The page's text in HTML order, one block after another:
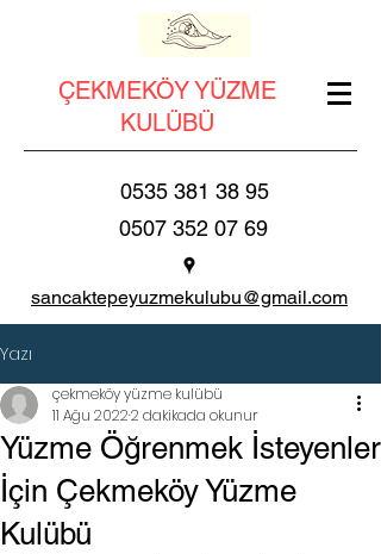
ÇEKMEKÖY YÜZME
KULÜBÜ
0535 381 38 95
0507 352 07 69
sancaktepeyuzmekulubu@gmail.com
Yazı
Yüzme Öğrenmek İsteyenler
İçin Çekmeköy Yüzme
Kulübü
çekmeköy yüzme kulübü
11 Ağu 20222 dakikada okunur